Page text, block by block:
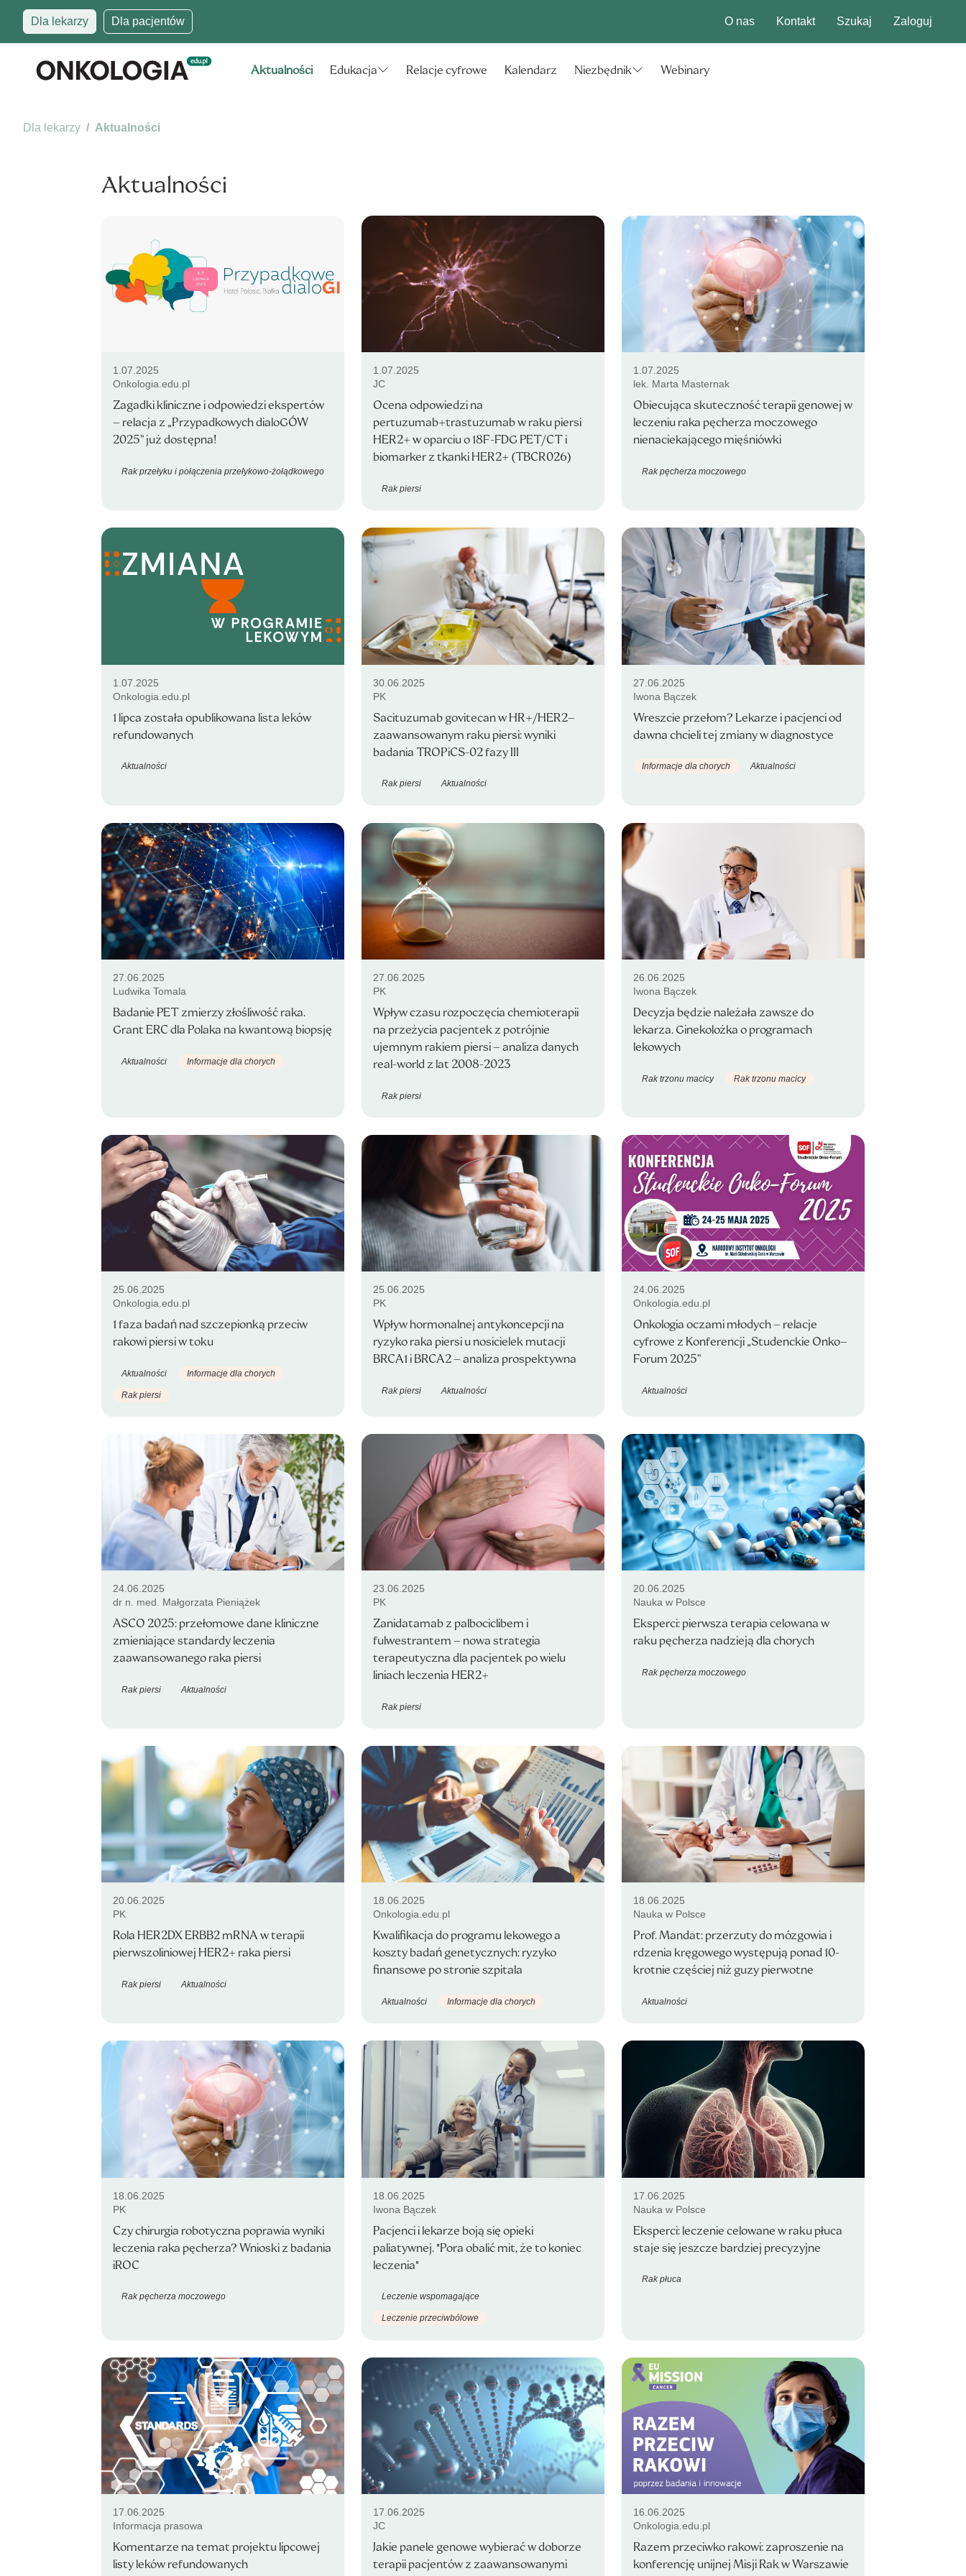
Dla lekarzy Dla pacjentów O nas Kontakt Szukaj Zaloguj
Aktualności Edukacja Relacje cyfrowe Kalendarz Niezbędnik Webinary
Dla lekarzy Aktualności
Aktualności
1.07.2025
Onkologia.edu.pl
Zagadki kliniczne i odpowiedzi ekspertów
– relacja z „Przypadkowych dialoGÓW
2025” już dostępna!
Rak przełyku i połączenia przełykowo-żołądkowego
1.07.2025
JC
Ocena odpowiedzi na
pertuzumab+trastuzumab w raku piersi
HER2+ w oparciu o 18F-FDG PET/CT i
biomarker z tkanki HER2+ (TBCR026)
Rak piersi
1.07.2025
lek. Marta Masternak
Obiecująca skuteczność terapii genowej w
leczeniu raka pęcherza moczowego
nienaciekającego mięśniówki
Rak pęcherza moczowego
1.07.2025
Onkologia.edu.pl
1 lipca została opublikowana lista leków
refundowanych
Aktualności
30.06.2025
PK
Sacituzumab govitecan w HR+/HER2–
zaawansowanym raku piersi: wyniki
badania TROPiCS-02 fazy III
Rak piersi Aktualności
27.06.2025
Iwona Bączek
Wreszcie przełom? Lekarze i pacjenci od
dawna chcieli tej zmiany w diagnostyce
Informacje dla chorych Aktualności
27.06.2025
Ludwika Tomala
Badanie PET zmierzy złośliwość raka.
Grant ERC dla Polaka na kwantową biopsję
Aktualności Informacje dla chorych
27.06.2025
PK
Wpływ czasu rozpoczęcia chemioterapii
na przeżycia pacjentek z potrójnie
ujemnym rakiem piersi – analiza danych
real-world z lat 2008-2023
Rak piersi
26.06.2025
Iwona Bączek
Decyzja będzie należała zawsze do
lekarza. Ginekolożka o programach
lekowych
Rak trzonu macicy Rak trzonu macicy
25.06.2025
Onkologia.edu.pl
1 faza badań nad szczepionką przeciw
rakowi piersi w toku
Aktualności Informacje dla chorych
Rak piersi
25.06.2025
PK
Wpływ hormonalnej antykoncepcji na
ryzyko raka piersi u nosicielek mutacji
BRCA1 i BRCA2 – analiza prospektywna
Rak piersi Aktualności
24.06.2025
Onkologia.edu.pl
Onkologia oczami młodych – relacje
cyfrowe z Konferencji „Studenckie Onko–
Forum 2025”
Aktualności
24.06.2025
dr n. med. Małgorzata Pieniążek
ASCO 2025: przełomowe dane kliniczne
zmieniające standardy leczenia
zaawansowanego raka piersi
Rak piersi Aktualności
23.06.2025
PK
Zanidatamab z palbociclibem i
fulwestrantem – nowa strategia
terapeutyczna dla pacjentek po wielu
liniach leczenia HER2+
Rak piersi
20.06.2025
Nauka w Polsce
Eksperci: pierwsza terapia celowana w
raku pęcherza nadzieją dla chorych
Rak pęcherza moczowego
20.06.2025
PK
Rola HER2DX ERBB2 mRNA w terapii
pierwszoliniowej HER2+ raka piersi
Rak piersi Aktualności
18.06.2025
Onkologia.edu.pl
Kwalifikacja do programu lekowego a
koszty badań genetycznych: ryzyko
finansowe po stronie szpitala
Aktualności Informacje dla chorych
18.06.2025
Nauka w Polsce
Prof. Mandat: przerzuty do mózgowia i
rdzenia kręgowego występują ponad 10-
krotnie częściej niż guzy pierwotne
Aktualności
18.06.2025
PK
Czy chirurgia robotyczna poprawia wyniki
leczenia raka pęcherza? Wnioski z badania
iROC
Rak pęcherza moczowego
18.06.2025
Iwona Bączek
Pacjenci i lekarze boją się opieki
paliatywnej. "Pora obalić mit, że to koniec
leczenia"
Leczenie wspomagające
Leczenie przeciwbólowe
17.06.2025
Nauka w Polsce
Eksperci: leczenie celowane w raku płuca
staje się jeszcze bardziej precyzyjne
Rak płuca
17.06.2025
Informacja prasowa
Komentarze na temat projektu lipcowej
listy leków refundowanych
17.06.2025
JC
Jakie panele genowe wybierać w doborze
terapii pacjentów z zaawansowanymi
16.06.2025
Onkologia.edu.pl
Razem przeciwko rakowi: zaproszenie na
konferencję unijnej Misji Rak w Warszawie